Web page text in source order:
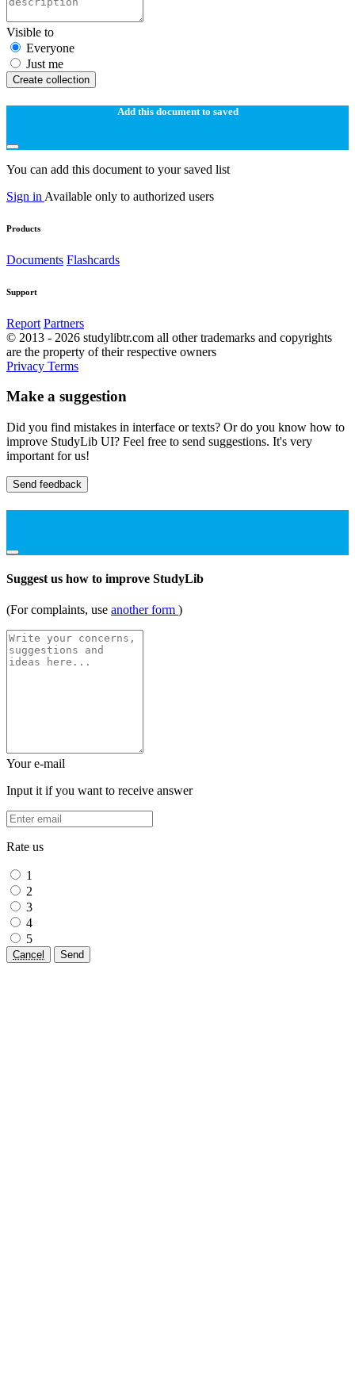
Visible to
Everyone
Just me
Create collection
Add this document to saved
You can add this document to your saved list
Sign in Available only to authorized users
Products
Documents Flashcards
Support
Report Partners
© 2013 - 2026 studylibtr.com all other trademarks and copyrights
are the property of their respective owners
Privacy Terms
Make a suggestion
Did you find mistakes in interface or texts? Or do you know how to
improve StudyLib UI? Feel free to send suggestions. It's very
important for us!
Send feedback
Suggest us how to improve StudyLib
(For complaints, use another form )
Your e-mail
Input it if you want to receive answer
Rate us
1
2
3
4
5
Cancel Send